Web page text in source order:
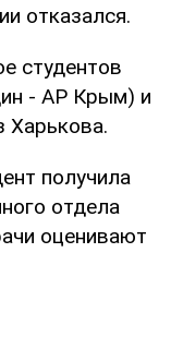
отказался.
студентов
- АР Крым) и
Харькова.
получила
отдела
оценивают